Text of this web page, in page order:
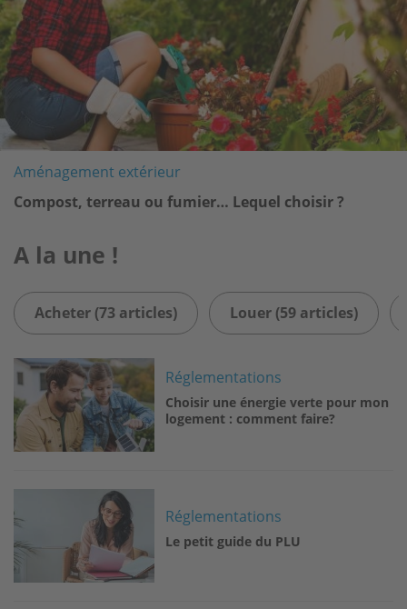
Aménagement extérieur
Compost, terreau ou fumier… Lequel choisir ?
A la une !
Acheter (73 articles) Louer (59 articles)
Image
Réglementations
Choisir une énergie verte pour mon
logement : comment faire?
Réglementations
Le petit guide du PLU